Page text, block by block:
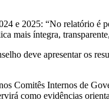
e 2025: “No relatório
mais íntegra,
deve apresentar os
Comitês Internos de
como evidências